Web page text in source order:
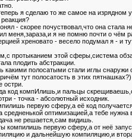
я сделаю то же самое на изрядном
- скорее почуствовал,что она стала
меня,зараза,и я не помню почти о чём
хреновато - весело подумал я - и
протыканием этой сферы,система
плодить абстракции.
какими полосатыми стали иглы снаружи
тут полосатость в этих пятнашках?)
остри.
код компИлишь,и пальцы
- точка - абсолютный исходник.
первую сферу,а её код
средненькой оптимизацией,а тебе
не решается,сам видишь.
компилишь первую сферу,а от неё
и дальнейшую компиляцию,и